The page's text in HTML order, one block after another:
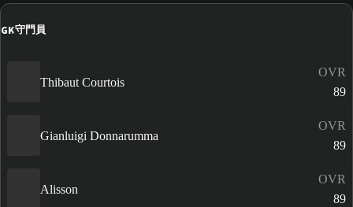
GK守門員
Thibaut Courtois
OVR
89
Gianluigi Donnarumma
OVR
89
Alisson
OVR
89